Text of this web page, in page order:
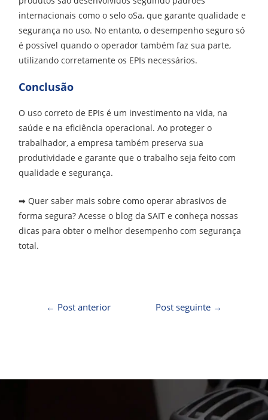
internacionais como o selo oSa, que garante qualidade e
segurança no uso. No entanto, o desempenho seguro só
é possível quando o operador também faz sua parte,
utilizando corretamente os EPIs necessários.
Conclusão
O uso correto de EPIs é um investimento na vida, na
saúde e na eficiência operacional. Ao proteger o
trabalhador, a empresa também preserva sua
produtividade e garante que o trabalho seja feito com
qualidade e segurança.
➡ Quer saber mais sobre como operar abrasivos de
forma segura? Acesse o blog da SAIT e conheça nossas
dicas para obter o melhor desempenho com segurança
total.
← Post anterior Post seguinte →